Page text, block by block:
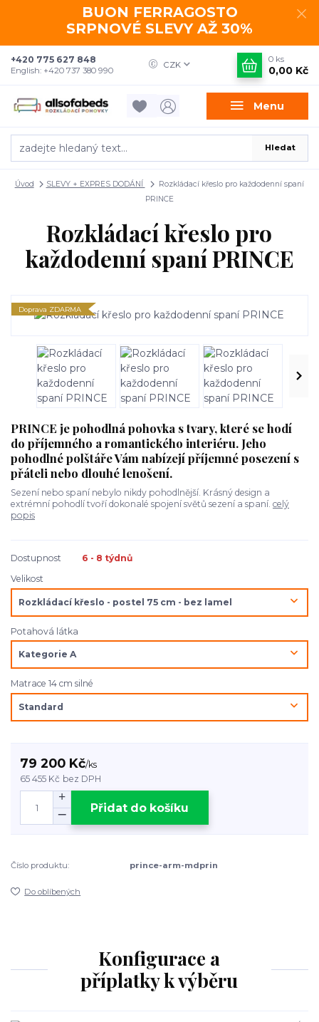
BUON FERRAGOSTO
SRPNOVÉ SLEVY AŽ 30%
Menu
CZK
Hledat
+420 775 627 848
English: +420 737 380 990
0 ks
0,00 Kč
Úvod SLEVY + EXPRES DODÁNÍ
Rozkládací křeslo pro každodenní spaní
PRINCE
Rozkládací křeslo pro
každodenní spaní PRINCE
Doprava ZDARMA
PRINCE je pohodlná pohovka s tvary, které se hodí
do příjemného a romantického interiéru. Jeho
pohodlné polštáře Vám nabízejí příjemné posezení s
přáteli nebo dlouhé lenošení.
Sezení nebo spaní nebylo nikdy pohodlnější. Krásný design a
extrémní pohodlí tvoří dokonalé spojení světů sezení a spaní. celý
popis
Dostupnost
6 - 8 týdnů
Velikost
Potahová látka
Matrace 14 cm silné
79 200 Kč/ks
65 455 Kč bez DPH
Přidat do košíku
Číslo produktu: prince-arm-mdprin
Do oblíbených
Konfigurace a
příplatky k výběru